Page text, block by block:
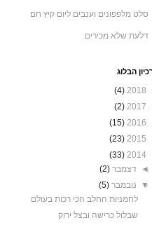
סלט מלפפונים וענבים ליום קיץ חם
דלעת שלא מכירים
הבלוג
2018
(4)
2017
(2)
2016
(15)
2015
(23)
2014
(33)
◄דצמבר(2)
▼ נובמבר(5)
לחמניות החלב הכי רכות בעולם
שבלול כרישה ובצל ירוק